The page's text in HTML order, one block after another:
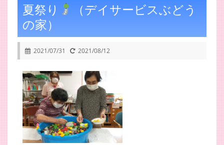
夏祭り
（デイサービスぶどう
の家）
2021/07/31 2021/08/12